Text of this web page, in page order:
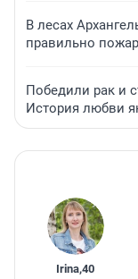
В лесах
правильно
Победили рак и
История любви
Irina,40